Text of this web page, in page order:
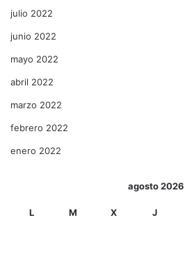
julio 2022
junio 2022
mayo 2022
abril 2022
marzo 2022
febrero 2022
enero 2022
agosto 2026
L M X J